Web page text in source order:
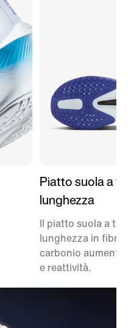
Piatto suola a
lunghezza
Il piatto suola a
lunghezza in fibra
carbonio aumenta
e reattività.